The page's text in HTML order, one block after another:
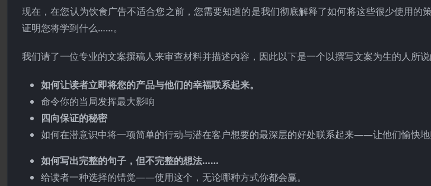
现在，在您认为饮食广告不适合您之前，您需要知道的是我们彻底解释了如何将这些很少使用的
证明您将学到什么……。
我们请了一位专业的文案撰稿人来审查材料并描述内容，因此以下是一个以撰写文案为生的人所说
如何让读者立即将您的产品与他们的幸福联系起来。
命令你的当局发挥最大影响
四向保证的秘密
如何在潜意识中将一项简单的行动与潜在客户想要的最深层的好处联系起来——让他们愉快
如何写出完整的句子，但不完整的想法……
给读者一种选择的错觉——使用这个，无论哪种方式你都会赢。